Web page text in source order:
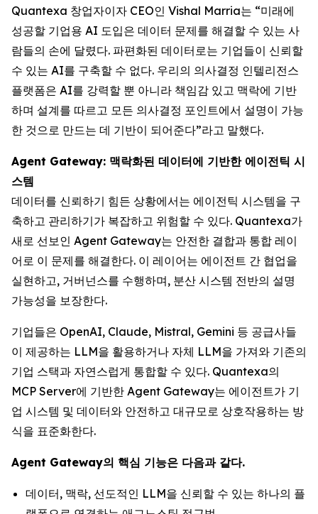
Quantexa 창업자이자 CEO인 Vishal Marria는 “미래에
성공할 기업용 AI 도입은 데이터 문제를 해결할 수 있는 사
람들의 손에 달렸다. 파편화된 데이터로는 기업들이 신뢰할
수 있는 AI를 구축할 수 없다. 우리의 의사결정 인텔리전스
플랫폼은 AI를 강력할 뿐 아니라 책임감 있고 맥락에 기반
하며 설계를 따르고 모든 의사결정 포인트에서 설명이 가능
한 것으로 만드는 데 기반이 되어준다”라고 말했다.
Agent Gateway: 맥락화된 데이터에 기반한 에이전틱 시
스템
데이터를 신뢰하기 힘든 상황에서는 에이전틱 시스템을 구
축하고 관리하기가 복잡하고 위험할 수 있다. Quantexa가
새로 선보인 Agent Gateway는 안전한 결합과 통합 레이
어로 이 문제를 해결한다. 이 레이어는 에이전트 간 협업을
실현하고, 거버넌스를 수행하며, 분산 시스템 전반의 설명
가능성을 보장한다.
기업들은 OpenAI, Claude, Mistral, Gemini 등 공급사들
이 제공하는 LLM을 활용하거나 자체 LLM을 가져와 기존의
기업 스택과 자연스럽게 통합할 수 있다. Quantexa의
MCP Server에 기반한 Agent Gateway는 에이전트가 기
업 시스템 및 데이터와 안전하고 대규모로 상호작용하는 방
식을 표준화한다.
Agent Gateway의 핵심 기능은 다음과 같다.
데이터, 맥락, 선도적인 LLM을 신뢰할 수 있는 하나의 플